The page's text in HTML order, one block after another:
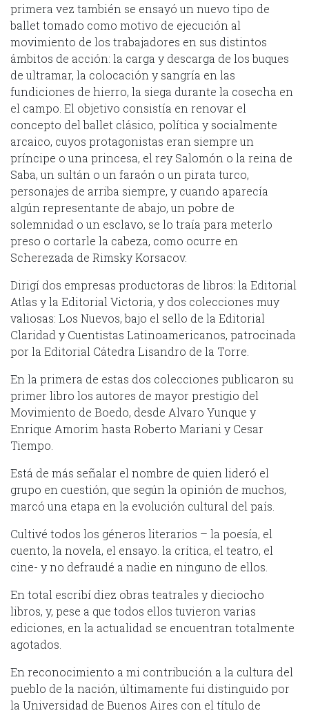
primera vez también se ensayó un nuevo tipo de
ballet tomado como motivo de ejecución al
movimiento de los trabajadores en sus distintos
ámbitos de acción: la carga y descarga de los buques
de ultramar, la colocación y sangría en las
fundiciones de hierro, la siega durante la cosecha en
el campo. El objetivo consistía en renovar el
concepto del ballet clásico, política y socialmente
arcaico, cuyos protagonistas eran siempre un
príncipe o una princesa, el rey Salomón o la reina de
Saba, un sultán o un faraón o un pirata turco,
personajes de arriba siempre, y cuando aparecía
algún representante de abajo, un pobre de
solemnidad o un esclavo, se lo traía para meterlo
preso o cortarle la cabeza, como ocurre en
Scherezada de Rimsky Korsacov.
Dirigí dos empresas productoras de libros: la Editorial
Atlas y la Editorial Victoria, y dos colecciones muy
valiosas: Los Nuevos, bajo el sello de la Editorial
Claridad y Cuentistas Latinoamericanos, patrocinada
por la Editorial Cátedra Lisandro de la Torre.
En la primera de estas dos colecciones publicaron su
primer libro los autores de mayor prestigio del
Movimiento de Boedo, desde Alvaro Yunque y
Enrique Amorim hasta Roberto Mariani y Cesar
Tiempo.
Está de más señalar el nombre de quien lideró el
grupo en cuestión, que según la opinión de muchos,
marcó una etapa en la evolución cultural del país.
Cultivé todos los géneros literarios – la poesía, el
cuento, la novela, el ensayo. la crítica, el teatro, el
cine- y no defraudé a nadie en ninguno de ellos.
En total escribí diez obras teatrales y dieciocho
libros, y, pese a que todos ellos tuvieron varias
ediciones, en la actualidad se encuentran totalmente
agotados.
En reconocimiento a mi contribución a la cultura del
pueblo de la nación, últimamente fui distinguido por
la Universidad de Buenos Aires con el título de